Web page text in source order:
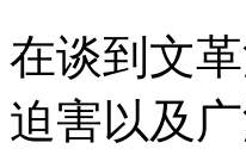
在谈到文
迫害以及